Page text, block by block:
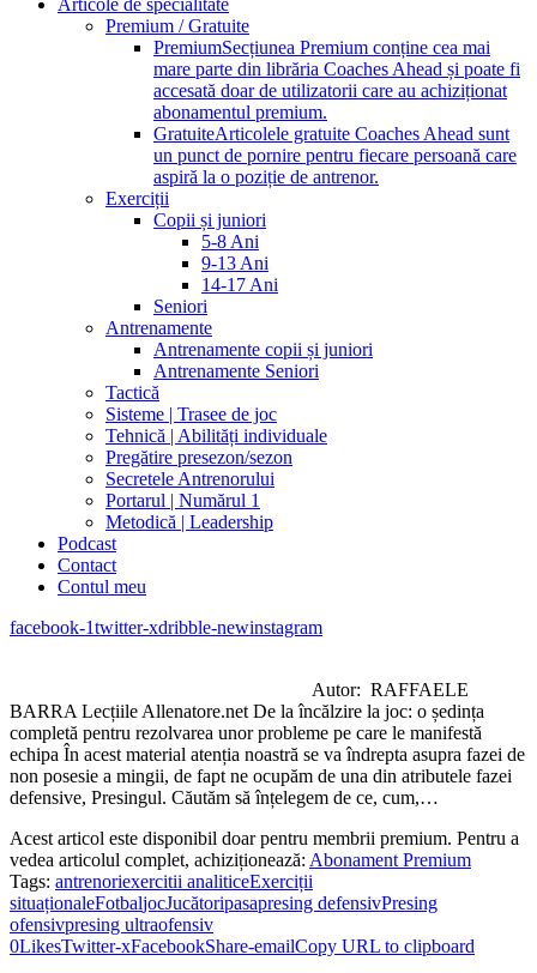
Articole de specialitate
Premium / Gratuite
PremiumSecțiunea Premium conține cea mai
mare parte din librăria Coaches Ahead și poate fi
accesată doar de utilizatorii care au achiziționat
abonamentul premium.
GratuiteArticolele gratuite Coaches Ahead sunt
un punct de pornire pentru fiecare persoană care
aspiră la o poziție de antrenor.
Exerciții
Copii și juniori
5-8 Ani
9-13 Ani
14-17 Ani
Seniori
Antrenamente
Antrenamente copii și juniori
Antrenamente Seniori
Tactică
Sisteme | Trasee de joc
Tehnică | Abilități individuale
Pregătire presezon/sezon
Secretele Antrenorului
Portarul | Numărul 1
Metodică | Leadership
Podcast
Contact
Contul meu
facebook-1twitter-xdribble-newinstagram
Autor: RAFFAELE
BARRA Lecțiile Allenatore.net De la încălzire la joc: o ședința
completă pentru rezolvarea unor probleme pe care le manifestă
echipa În acest material atenția noastră se va îndrepta asupra fazei de
non posesie a mingii, de fapt ne ocupăm de una din atributele fazei
defensive, Presingul. Căutăm să înțelegem de ce, cum,…
Acest articol este disponibil doar pentru membrii premium. Pentru a
vedea articolul complet, achiziționează: Abonament Premium
Tags: antrenoriexercitii analiticeExerciții
situaționaleFotbaljocJucătoripasapresing defensivPresing
ofensivpresing ultraofensiv
0LikesTwitter-xFacebookShare-emailCopy URL to clipboard